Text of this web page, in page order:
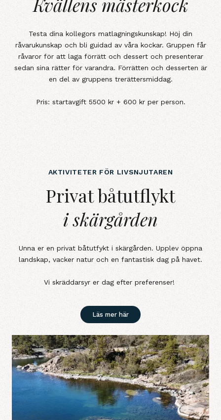
Testa dina kollegors matlagningskunskap! Höj din
råvarukunskap och bli guidad av våra kockar. Gruppen får
råvaror för att laga förrätt och dessert och presenterar
sedan sina rätter för varandra. Förrätten och desserten är
en del av gruppens trerättersmiddag.
Pris: startavgift 5500 kr + 600 kr per person.
AKTIVITETER FÖR LIVSNJUTAREN
Privat båtutflykti skärgården
Privat båtutflykt
i skärgården
Unna er en privat båtutfykt i skärgården. Upplev öppna
landskap, vacker natur och en fantastisk dag på havet.
Vi skräddarsyr er dag efter preferenser!
Läs mer här